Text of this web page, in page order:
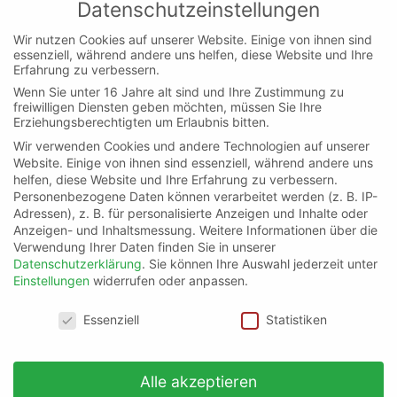
einfach an, ob deine URL durch technische Einstellungen vom
Crawling bzw. der Indexierung ausgeschlossen ist
Crawler (am Beispiel Screaming Frog):
kannst die URL auch mit dem Screaming Frog
crawlen (z. B. im List-Modus einfach die URL
crawlen, die du untersuchen möchtest) und den
Indexierungsstatus prüfen. Dazu schaust du dir
die Spalte „Indexability“ an. Dort muss
„Indexable“ stehen, dann ist deine URL
indexierbar. Steht dort „Non-Indexable“, erhältst
du unter „Indexability Status“ noch
Informationen, weshalb die URL nicht
indexierbar ist.
Datenschutzeinstellungen
Wir nutzen Cookies auf unserer Website. Einige von ihnen sind
essenziell, während andere uns helfen, diese Website und Ihre
Erfahrung zu verbessern.
Wenn Sie unter 16 Jahre alt sind und Ihre Zustimmung zu
freiwilligen Diensten geben möchten, müssen Sie Ihre
Erziehungsberechtigten um Erlaubnis bitten.
Wir verwenden Cookies und andere Technologien auf unserer
Website. Einige von ihnen sind essenziell, während andere uns
helfen, diese Website und Ihre Erfahrung zu verbessern.
Personenbezogene Daten können verarbeitet werden (z. B. IP-
Adressen), z. B. für personalisierte Anzeigen und Inhalte oder
Anzeigen- und Inhaltsmessung. Weitere Informationen über die
Verwendung Ihrer Daten finden Sie in unserer
Datenschutzerklärung. Sie können Ihre Auswahl jederzeit unter
Einstellungen widerrufen oder anpassen.
Essenziell
Statistiken
Alle akzeptieren